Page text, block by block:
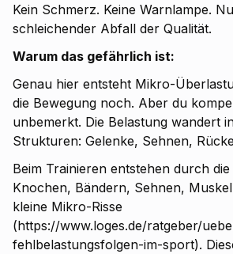
Kein Schmerz. Keine Warnlampe.
schleichender Abfall der Qualität.
Warum das gefährlich ist:
Genau hier entsteht Mikro-
die Bewegung noch. Aber du
unbemerkt. Die Belastung wandert
Strukturen: Gelenke, Sehnen,
Beim Trainieren entstehen durch
Knochen, Bändern, Sehnen,
kleine Mikro-Risse
(https://www.loges.de/ratgeber/
fehlbelastungsfolgen-im-sport).